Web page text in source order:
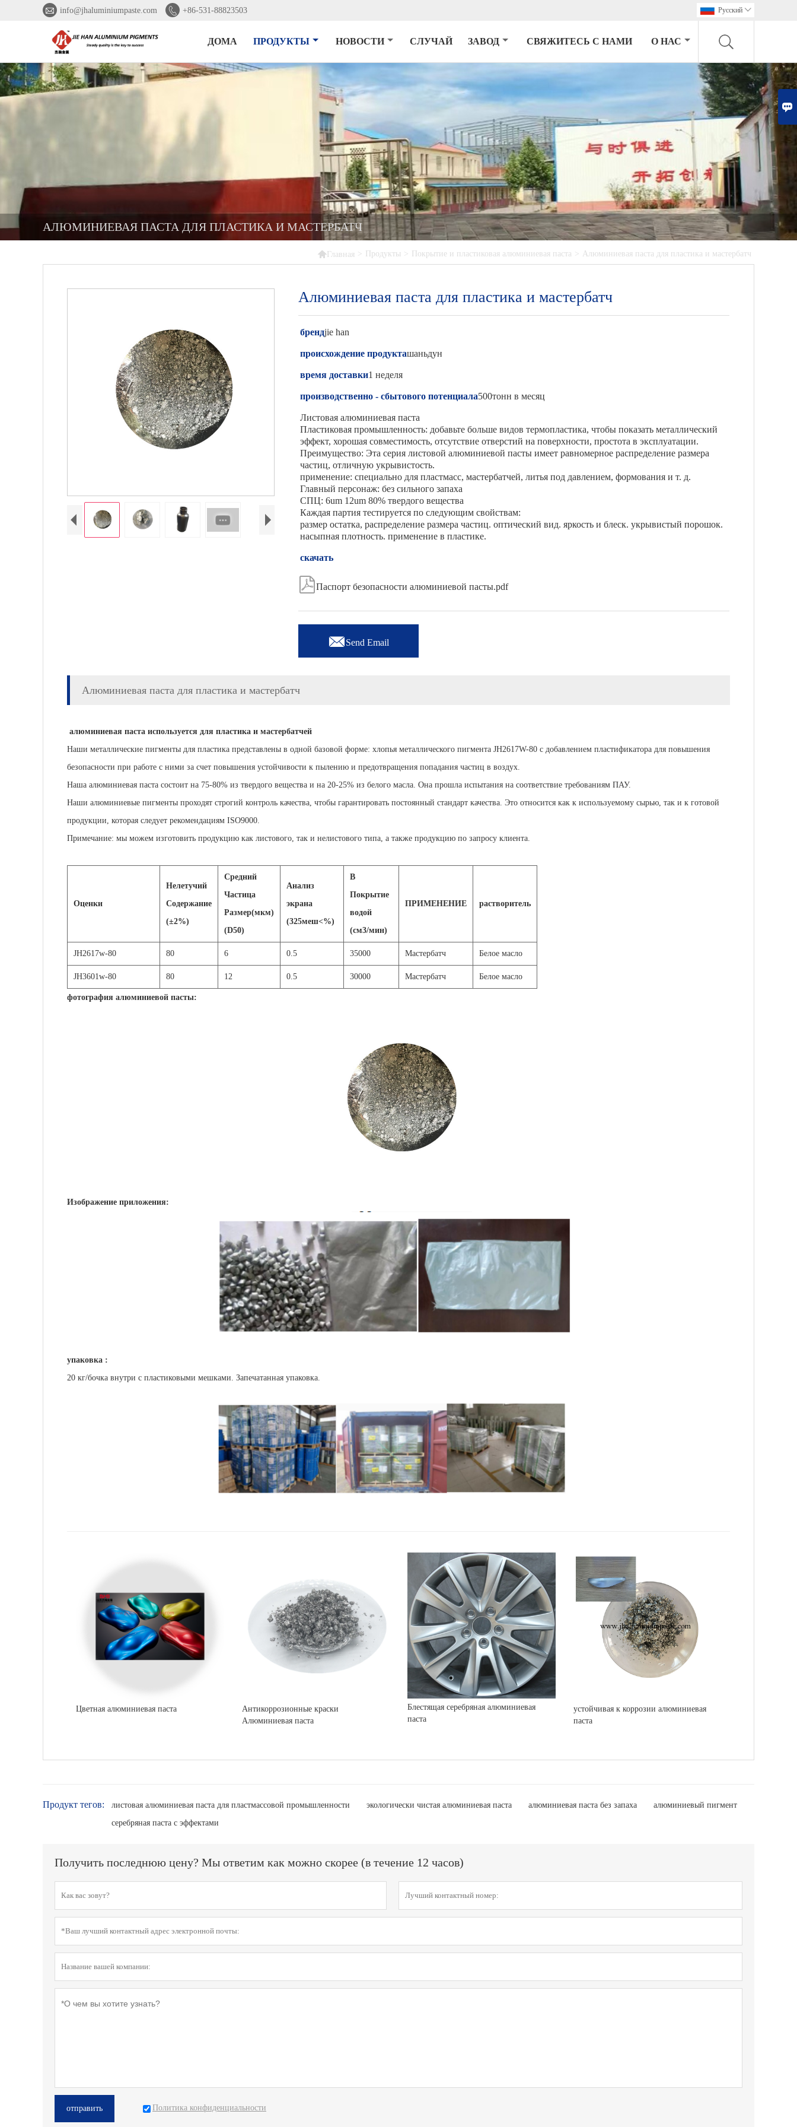

 info@jhaluminiumpaste.com  +86-531-88823503 Pусский 
ДОМА ПРОДУКТЫ НОВОСТИ СЛУЧАЙ ЗАВОД СВЯЖИТЕСЬ С НАМИ О НАС
АЛЮМИНИЕВАЯ ПАСТА ДЛЯ ПЛАСТИКА И МАСТЕРБАТЧ
 Главная > Продукты > Покрытие и пластиковая алюминиевая паста > Алюминиевая паста для пластика и мастербатч
Алюминиевая паста для пластика и мастербатч
брендjie han
происхождение продукташаньдун
время доставки1 неделя
производственно - сбытового потенциала500тонн в месяц
Листовая алюминиевая паста
Пластиковая промышленность: добавьте больше видов термопластика, чтобы показать металлический
эффект, хорошая совместимость, отсутствие отверстий на поверхности, простота в эксплуатации.
Преимущество: Эта серия листовой алюминиевой пасты имеет равномерное распределение размера
частиц, отличную укрывистость.
применение: специально для пластмасс, мастербатчей, литья под давлением, формования и т. д.
Главный персонаж: без сильного запаха
СПЦ: 6um 12um 80% твердого вещества
Каждая партия тестируется по следующим свойствам:
размер остатка, распределение размера частиц. оптический вид. яркость и блеск. укрывистый порошок.
насыпная плотность. применение в пластике.
скачать
Паспорт безопасности алюминиевой пасты.pdf
Send Email
Алюминиевая паста для пластика и мастербатч
алюминиевая паста используется для пластика и мастербатчей
Наши металлические пигменты для пластика представлены в одной базовой форме: хлопья металлического пигмента JH2617W-80 с добавлением пластификатора для повышения
безопасности при работе с ними за счет повышения устойчивости к пылению и предотвращения попадания частиц в воздух.
Наша алюминиевая паста состоит на 75-80% из твердого вещества и на 20-25% из белого масла. Она прошла испытания на соответствие требованиям ПАУ.
Наши алюминиевые пигменты проходят строгий контроль качества, чтобы гарантировать постоянный стандарт качества. Это относится как к используемому сырью, так и к готовой
продукции, которая следует рекомендациям ISO9000.
Примечание: мы можем изготовить продукцию как листового, так и нелистового типа, а также продукцию по запросу клиента.
Оценки
Нелетучий
Содержание
(±2%)
Средний
Частица
Размер(мкм)
(D50)
Анализ
экрана
(325меш<%)
В
Покрытие
водой
(см3/мин)
ПРИМЕНЕНИЕ растворитель
JH2617w-80 80 6 0. 5 35000 Мастербатч Белое масло
JH3601w-80 80 12 0. 5 30000 Мастербатч Белое масло
фотография алюминиевой пасты:
Изображение приложения:
упаковка :
20 кг/бочка внутри с пластиковыми мешками. Запечатанная упаковка.
Цветная алюминиевая паста
Антикоррозионные краски
Алюминиевая паста
Блестящая серебряная алюминиевая
паста
устойчивая к коррозии алюминиевая
паста
Продукт тегов: листовая алюминиевая паста для пластмассовой промышленности экологически чистая алюминиевая паста алюминиевая паста без запаха
алюминиевый пигмент
серебряная паста с эффектами
Получить последнюю цену? Мы ответим как можно скорее (в течение 12 часов)
отправить Политика конфиденциальности